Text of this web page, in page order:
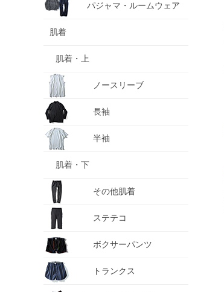
パジャマ・ルームウェア
肌着
肌着・上
ノースリーブ
長袖
半袖
肌着・下
その他肌着
ステテコ
ボクサーパンツ
トランクス